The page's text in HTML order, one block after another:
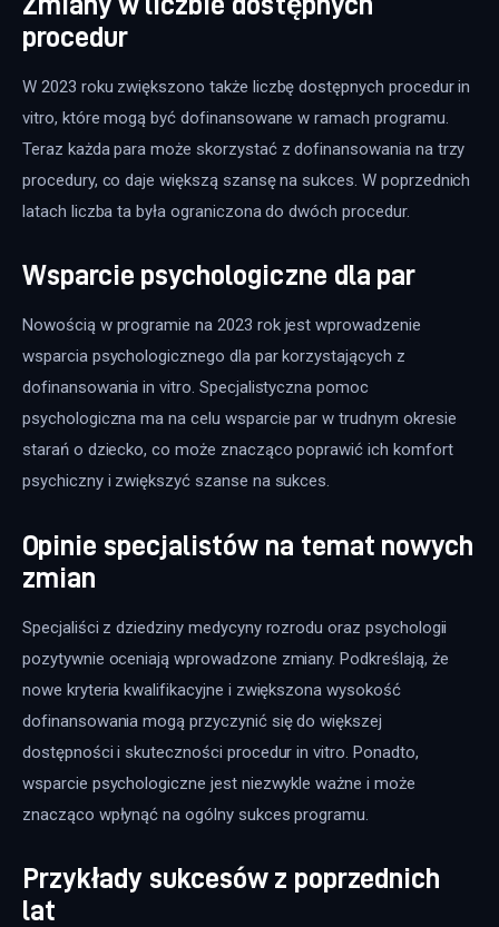
procedur
W 2023 roku zwiększono także liczbę dostępnych procedur in
vitro, które mogą być dofinansowane w ramach programu.
Teraz każda para może skorzystać z dofinansowania na trzy
procedury, co daje większą szansę na sukces. W poprzednich
latach liczba ta była ograniczona do dwóch procedur.
Wsparcie psychologiczne dla par
Nowością w programie na 2023 rok jest wprowadzenie
wsparcia psychologicznego dla par korzystających z
dofinansowania in vitro. Specjalistyczna pomoc
psychologiczna ma na celu wsparcie par w trudnym okresie
starań o dziecko, co może znacząco poprawić ich komfort
psychiczny i zwiększyć szanse na sukces.
Opinie specjalistów na temat nowych
zmian
Specjaliści z dziedziny medycyny rozrodu oraz psychologii
pozytywnie oceniają wprowadzone zmiany. Podkreślają, że
nowe kryteria kwalifikacyjne i zwiększona wysokość
dofinansowania mogą przyczynić się do większej
dostępności i skuteczności procedur in vitro. Ponadto,
wsparcie psychologiczne jest niezwykle ważne i może
znacząco wpłynąć na ogólny sukces programu.
Przykłady sukcesów z poprzednich
lat